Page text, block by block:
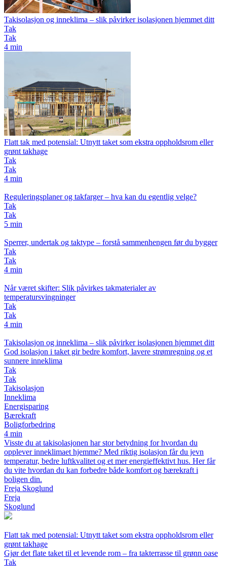
Takisolasjon og inneklima – slik påvirker isolasjonen hjemmet ditt
Tak
Tak
4 min
Flatt tak med potensial: Utnytt taket som ekstra oppholdsrom eller
grønt takhage
Tak
Tak
4 min
Reguleringsplaner og takfarger – hva kan du egentlig velge?
Tak
Tak
5 min
Sperrer, undertak og taktype – forstå sammenhengen før du bygger
Tak
Tak
4 min
Når været skifter: Slik påvirkes takmaterialer av
temperatursvingninger
Tak
Tak
4 min
Takisolasjon og inneklima – slik påvirker isolasjonen hjemmet ditt
God isolasjon i taket gir bedre komfort, lavere strømregning og et
sunnere inneklima
Tak
Tak
Takisolasjon
Inneklima
Energisparing
Bærekraft
Boligforbedring
4 min
Visste du at takisolasjonen har stor betydning for hvordan du
opplever inneklimaet hjemme? Med riktig isolasjon får du jevn
temperatur, bedre luftkvalitet og et mer energieffektivt hus. Her får
du vite hvordan du kan forbedre både komfort og bærekraft i
boligen din.
Freja Skoglund
Freja
Skoglund
Flatt tak med potensial: Utnytt taket som ekstra oppholdsrom eller
grønt takhage
Gjør det flate taket til et levende rom – fra takterrasse til grønn oase
Tak